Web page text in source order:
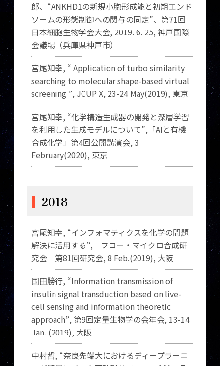
郎、“ANKHD1の新規小胞形成能と初期エンド
ソームの形態制御への関与の同定”、第71回
日本細胞生物学会大会, 2019. 6. 25,神戸国際
会議場（兵庫県神戸市）
宮尾知幸, “ Application of turbo similarity
searching to molecular shape-based virtual
screening ”, JCUP X, 23-24 May(2019), 東京
宮尾知幸, “化学構造生成器の開発と深層学習
を利用した生成モデルについて”,「AIと有機
合成化学」第4回公開講演会, 3
February(2020), 東京
2018
宮尾知幸, “インフォマティクスを化学の問題
解決に活用する”, フロー・マイクロ合成研
究会 第81回研究会, 8 Feb.(2019), 大阪
国田勝行, “Information transmission of
insulin signal transduction based on live-
cell sensing and information theoretic
approach”, 第9回定量生物学の会年会, 13-14
Jan. (2019), 大阪
中村哲, “奈良先端大におけるディープラーニ